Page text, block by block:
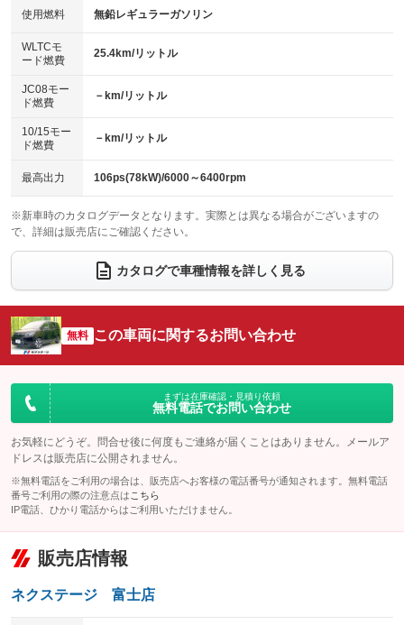
100V電源
：装備なし
センターデフロック
：装備なし
電動格納ミラー
：装備あり
バックカメラ
：装備あり
エアロ
：装備なし
：装備なし
パワーシート
ベンチシート
：装備なし
チップアップシート
：装備なし ：装備なし
：装備なし ：装備あり
ウォークスルー
：装備あり
電動リアゲート フロントカメラ
：装備なし
：装備なし ：装備なし
サイドカメラ
：装備なし ルーフレール
：装備なし
：装備なし
：装備なし
使用燃料 無鉛レギュラーガソリン
WLTCモ
ード燃費
25.4km/リットル
JC08モー
ド燃費
－km/リットル
10/15モー
ド燃費
－km/リットル
最高出力 106ps(78kW)/6000～6400rpm
※新車時のカタログデータとなります。実際とは異なる場合がございますの
で、詳細は販売店にご確認ください。
カタログで車種情報を詳しく見る
無料 この車両に関するお問い合わせ
まずは在庫確認・見積り依頼
無料電話でお問い合わせ
お気軽にどうぞ。問合せ後に何度もご連絡が届くことはありません。メールア
ドレスは販売店に公開されません。
※無料電話をご利用の場合は、販売店へお客様の電話番号が通知されます。無料電話
番号ご利用の際の注意点は こちら
IP電話、ひかり電話からはご利用いただけません。
販売店情報
ネクステージ 富士店